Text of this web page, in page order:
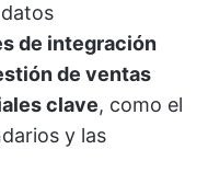
de integración
de ventas
clave, como el
y las